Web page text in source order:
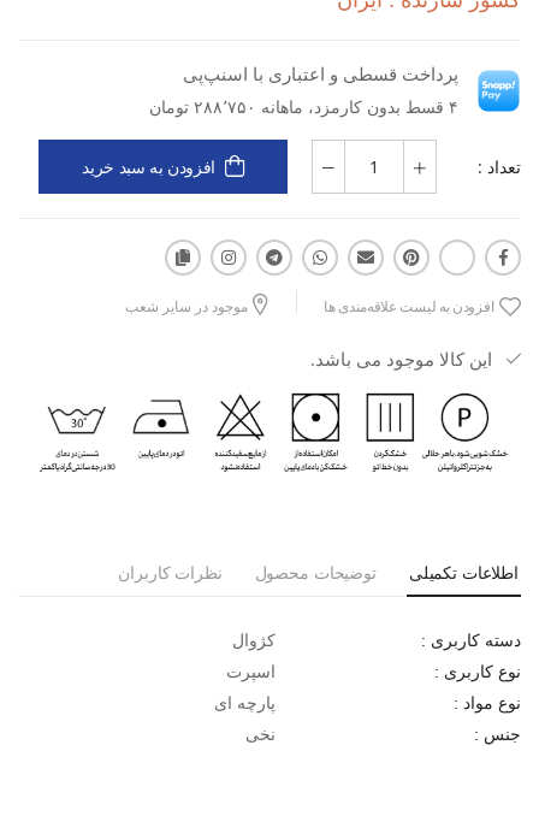
طراحی اسپرت و مینیمال مناسب استایل روزانه
فیت استاندارد و راحت با آزادی حرکت مناسب
مناسب استفاده روزمره، پیاده‌روی، دانشگاه، باشگاه و فعالیت‌های سبک
دوخت مقاوم و خوش‌فرم
پرداخت قسطی و اعتباری با اسنپ‌پی
۴ قسط بدون کارمزد، ماهانه ۲۸۸٬۷۵۰ تومان
تعداد : افزودن به سبد خرید
افزودن به لیست علاقه‌مندی ها موجود در سایر شعب
این کالا موجود می باشد.
اطلاعات تکمیلی توضیحات محصول نظرات کاربران
دسته کاربری : کژوال
نوع کاربری : اسپرت
نوع مواد : پارچه ای
جنس : نخی